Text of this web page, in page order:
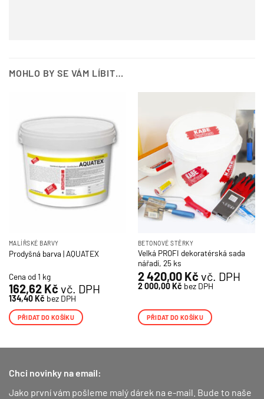
MOHLO BY SE VÁM LÍBIT…
MALÍŘSKÉ BARVY
Prodyšná barva | AQUATEX
Cena od 1 kg
162,62 Kč vč. DPH
134,40Kč bez DPH
PŘIDAT DO KOŠÍKU
BETONOVÉ STĚRKY
Velká PROFI dekoratérská sada
nářadí, 25 ks
2 420,00 Kč vč. DPH
2 000,00Kč bez DPH
PŘIDAT DO KOŠÍKU
Chci novinky na email:
Jako první vám pošleme malý dárek na e-mail. Bude to naše